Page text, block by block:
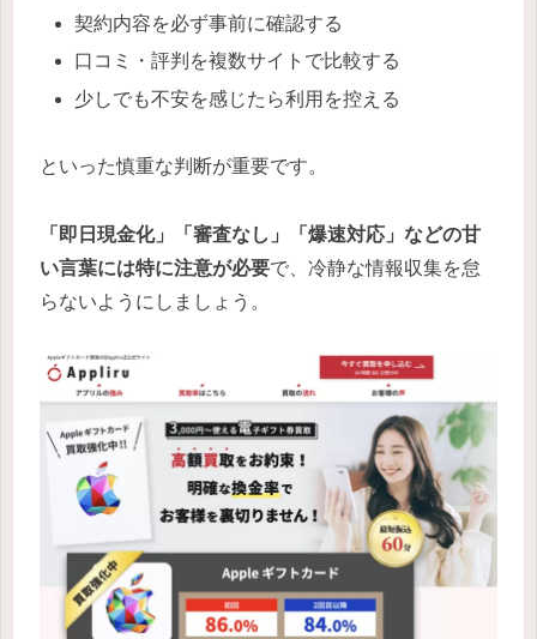
契約内容を必ず事前に確認する
口コミ・評判を複数サイトで比較する
少しでも不安を感じたら利用を控える
といった慎重な判断が重要です。
「即日現金化」「審査なし」「爆速対応」などの甘
い言葉には特に注意が必要で、冷静な情報収集を怠
らないようにしましょう。